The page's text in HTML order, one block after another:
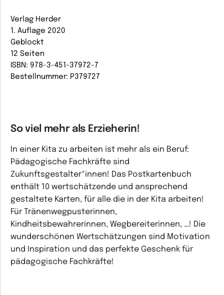
Verlag Herder
1. Auflage 2020
Geblockt
12 Seiten
ISBN: 978-3-451-37972-7
Bestellnummer: P379727
So viel mehr als Erzieherin!
In einer Kita zu arbeiten ist mehr als ein Beruf:
Pädagogische Fachkräfte sind
Zukunftsgestalter*innen! Das Postkartenbuch
enthält 10 wertschätzende und ansprechend
gestaltete Karten, für alle die in der Kita arbeiten!
Für Tränenwegpusterinnen,
Kindheitsbewahrerinnen, Wegbereiterinnen, …! Die
wunderschönen Wertschätzungen sind Motivation
und Inspiration und das perfekte Geschenk für
pädagogische Fachkräfte!